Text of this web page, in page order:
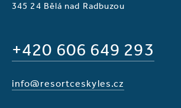
345 24 Bělá nad Radbuzou
+420 606 649 293
info@resortceskyles.cz